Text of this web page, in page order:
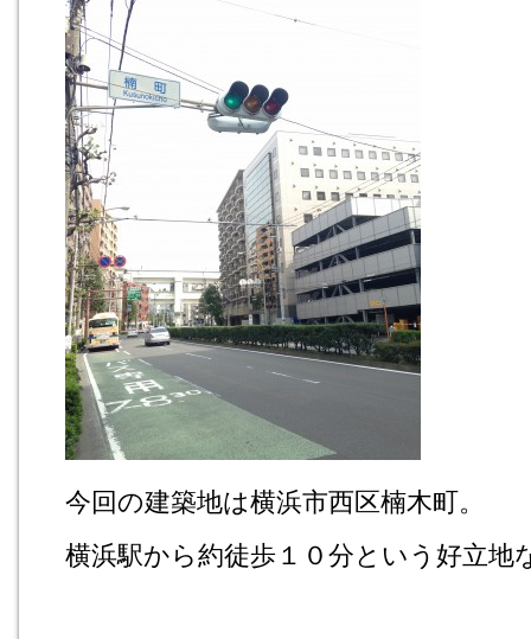
今回の建築地は横浜市西区楠木町。
横浜駅から約徒歩１０分という好立地